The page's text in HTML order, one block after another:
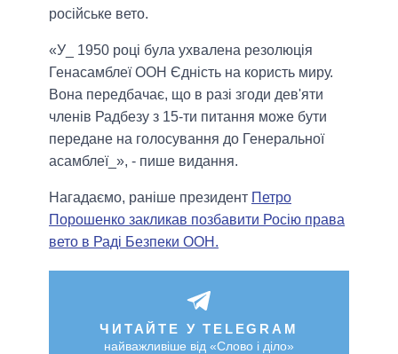
російське вето.
«У_ 1950 році була ухвалена резолюція
Генасамблеї ООН Єдність на користь миру.
Вона передбачає, що в разі згоди дев'яти
членів Радбезу з 15-ти питання може бути
передане на голосування до Генеральної
асамблеї_», - пише видання.
Нагадаємо, раніше президент Петро
Порошенко закликав позбавити Росію права
вето в Раді Безпеки ООН.
ЧИТАЙТЕ У TELEGRAM
найважливіше від «Слово і діло»